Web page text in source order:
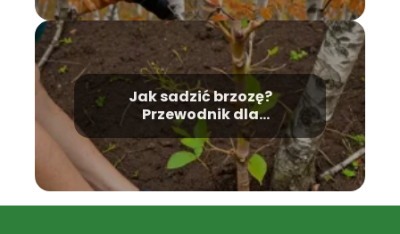
Jak sadzić brzozę?
Przewodnik dla
początkujących.